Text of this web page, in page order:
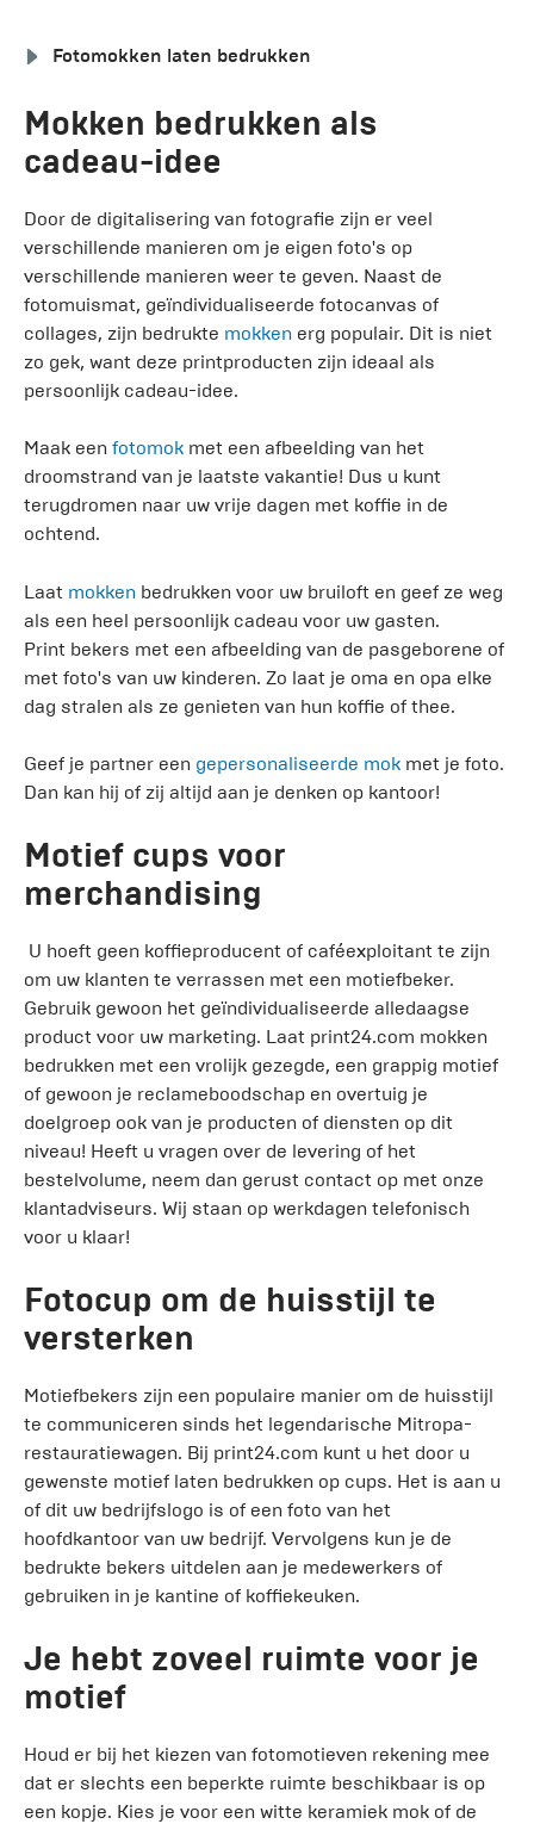
Fotomokken laten bedrukken
Mokken bedrukken als
cadeau-idee
Door de digitalisering van fotografie zijn er veel
verschillende manieren om je eigen foto's op
verschillende manieren weer te geven. Naast de
fotomuismat, geïndividualiseerde fotocanvas of
collages, zijn bedrukte mokken erg populair. Dit is niet
zo gek, want deze printproducten zijn ideaal als
persoonlijk cadeau-idee.
Maak een fotomok met een afbeelding van het
droomstrand van je laatste vakantie! Dus u kunt
terugdromen naar uw vrije dagen met koffie in de
ochtend.
Laat mokken bedrukken voor uw bruiloft en geef ze weg
als een heel persoonlijk cadeau voor uw gasten.
Print bekers met een afbeelding van de pasgeborene of
met foto's van uw kinderen. Zo laat je oma en opa elke
dag stralen als ze genieten van hun koffie of thee.
Geef je partner een gepersonaliseerde mok met je foto.
Dan kan hij of zij altijd aan je denken op kantoor!
Motief cups voor
merchandising
U hoeft geen koffieproducent of caféexploitant te zijn
om uw klanten te verrassen met een motiefbeker.
Gebruik gewoon het geïndividualiseerde alledaagse
product voor uw marketing. Laat print24.com mokken
bedrukken met een vrolijk gezegde, een grappig motief
of gewoon je reclameboodschap en overtuig je
doelgroep ook van je producten of diensten op dit
niveau! Heeft u vragen over de levering of het
bestelvolume, neem dan gerust contact op met onze
klantadviseurs. Wij staan ​​op werkdagen telefonisch
voor u klaar!
Fotocup om de huisstijl te
versterken
Motiefbekers zijn een populaire manier om de huisstijl
te communiceren sinds het legendarische Mitropa-
restauratiewagen. Bij print24.com kunt u het door u
gewenste motief laten bedrukken op cups. Het is aan u
of dit uw bedrijfslogo is of een foto van het
hoofdkantoor van uw bedrijf. Vervolgens kun je de
bedrukte bekers uitdelen aan je medewerkers of
gebruiken in je kantine of koffiekeuken.
Je hebt zoveel ruimte voor je
motief
Houd er bij het kiezen van fotomotieven rekening mee
dat er slechts een beperkte ruimte beschikbaar is op
een kopje. Kies je voor een witte keramiek mok of de